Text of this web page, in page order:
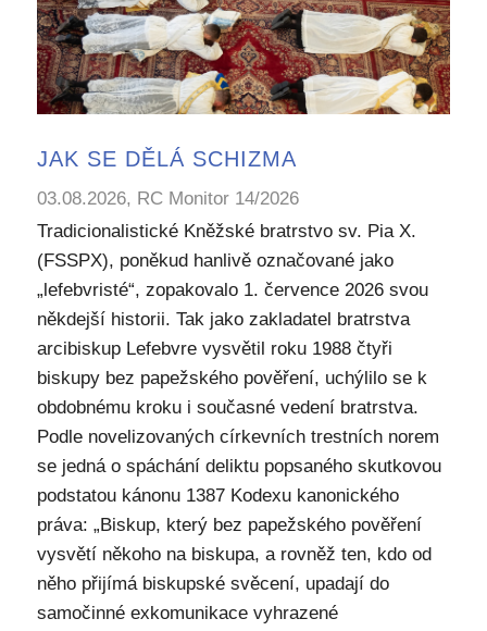
JAK SE DĚLÁ SCHIZMA
03.08.2026, RC Monitor 14/2026
Tradicionalistické Kněžské bratrstvo sv. Pia X.
(FSSPX), poněkud hanlivě označované jako
„lefebvristé“, zopakovalo 1. července 2026 svou
někdejší historii. Tak jako zakladatel bratrstva
arcibiskup Lefebvre vysvětil roku 1988 čtyři
biskupy bez papežského pověření, uchýlilo se k
obdobnému kroku i současné vedení bratrstva.
Podle novelizovaných církevních trestních norem
se jedná o spáchání deliktu popsaného skutkovou
podstatou kánonu 1387 Kodexu kanonického
práva: „Biskup, který bez papežského pověření
vysvětí někoho na biskupa, a rovněž ten, kdo od
něho přijímá biskupské svěcení, upadají do
samočinné exkomunikace vyhrazené